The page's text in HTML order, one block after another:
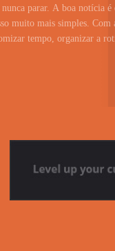
parar. A boa notícia é
muito mais simples.
tempo, organizar a